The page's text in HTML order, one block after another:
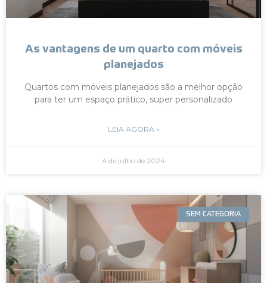
As vantagens de um quarto com móveis
planejados
Quartos com móveis planejados são a melhor opção
para ter um espaço prático, super personalizado
LEIA AGORA »
4 de julho de 2024
SEM CATEGORIA